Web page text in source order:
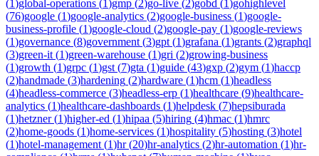
(1)global-operations (1)gmp (2)go-live (2)gobd (1)gohighlevel
(76)google (1)google-analytics (2)google-business (1)google-
business-profile (1)google-cloud (2)google-pay (1)google-reviews
(1)governance (8)government (3)gpt (1)grafana (1)grants (2)graphql
(3)green-it (1)green-warehouse (1)gri (2)growing-business
(1)growth (1)grpc (1)gst (7)gta (1)guide (43)gxp (2)gym (1)haccp
(2)handmade (3)hardening (2)hardware (1)hcm (1)headless
(4)headless-commerce (3)headless-erp (1)healthcare (9)healthcare-
analytics (1)healthcare-dashboards (1)helpdesk (7)hepsiburada
(1)hetzner(1)higher-ed (1)hipaa (5)hiring (4)hmac (1)hmrc
(2)home-goods (1)home-services (1)hospitality (5)hosting (3)hotel
(1)hotel-management (1)hr(20)hr-analytics (2)hr-automation (1)hr-